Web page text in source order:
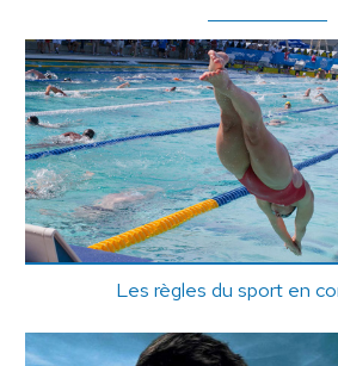
Les règles du sport en